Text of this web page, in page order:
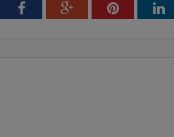
FacebookGoogle+Pinterest